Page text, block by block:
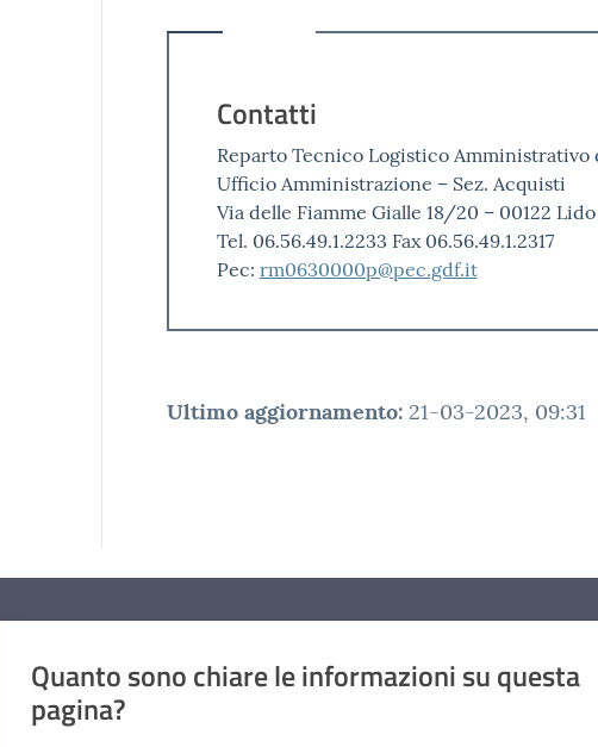
Contatti
Reparto Tecnico Logistico
Ufficio Amministrazione – Sez. Acquisti
Via delle Fiamme Gialle 18/20 – 00122
Tel. 06.56.49.1.2233 Fax 06.56.49.1.2317
Pec: rm0630000p@pec.gdf.it
Ultimo aggiornamento: 21-03-2023, 09:31
Quanto sono chiare le informazioni su questa
pagina?